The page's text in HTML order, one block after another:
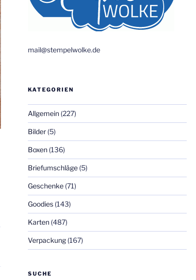
mail@stempelwolke.de
KATEGORIEN
Allgemein(227)
Bilder(5)
Boxen(136)
Briefumschläge(5)
Geschenke(71)
Goodies(143)
Karten(487)
Verpackung(167)
SUCHE